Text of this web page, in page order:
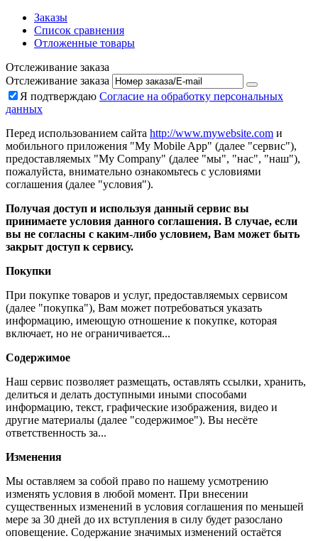
Заказы
Список сравнения
Отложенные товары
Отслеживание заказа
Отслеживание заказа
Я подтверждаю Согласие на обработку персональных
данных
Перед использованием сайта http://www.mywebsite.com и
мобильного приложения "My Mobile App" (далее "сервис"),
предоставляемых "My Company" (далее "мы", "нас", "наш"),
пожалуйста, внимательно ознакомьтесь с условиями
соглашения (далее "условия").
Получая доступ и используя данный сервис вы
принимаете условия данного соглашения. В случае, если
вы не согласны с каким-либо условием, Вам может быть
закрыт доступ к сервису.
Покупки
При покупке товаров и услуг, предоставляемых сервисом
(далее "покупка"), Вам может потребоваться указать
информацию, имеющую отношение к покупке, которая
включает, но не ограничивается...
Содержимое
Наш сервис позволяет размещать, оставлять ссылки, хранить,
делиться и делать доступными иными способами
информацию, текст, графические изображения, видео и
другие материалы (далее "содержимое"). Вы несёте
ответственность за...
Изменения
Мы оставляем за собой право по нашему усмотрению
изменять условия в любой момент. При внесении
существенных изменений в условия соглашения по меньшей
мере за 30 дней до их вступления в силу будет разослано
оповещение. Содержание значимых изменений остаётся